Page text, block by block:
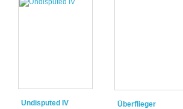
Undisputed IV Überflieger